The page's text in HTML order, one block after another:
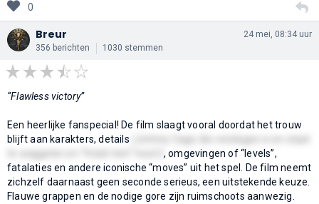
0
Breur
356 berichten 1030 stemmen
24 mei, 08:34 uur
“Flawless victory”
Een heerlijke fanspecial! De film slaagt vooral doordat het trouw
blijft aan karakters, details
, omgevingen of “levels”,
fatalaties en andere iconische “moves” uit het spel. De film neemt
zichzelf daarnaast geen seconde serieus, een uitstekende keuze.
Flauwe grappen en de nodige gore zijn ruimschoots aanwezig.